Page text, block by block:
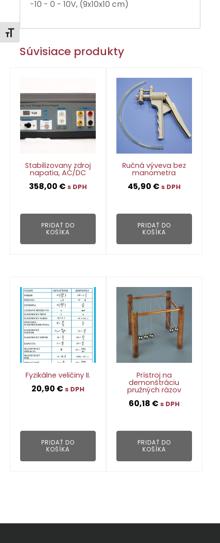
Zmeniť veľkosť písma
-10 - 0 - 10V, (9x10x10 cm)
Súvisiace produkty
Stabilizovany zdroj
napatia, AC/DC
358,00 € s DPH
PRIDAŤ DO
KOŠÍKA
Ručná výveva bez
manometra
45,90 € s DPH
PRIDAŤ DO
KOŠÍKA
Fyzikálne veličiny II.
20,90 € s DPH
PRIDAŤ DO
KOŠÍKA
Prístroj na
demonštráciu
pružných rázov
60,18 € s DPH
PRIDAŤ DO
KOŠÍKA